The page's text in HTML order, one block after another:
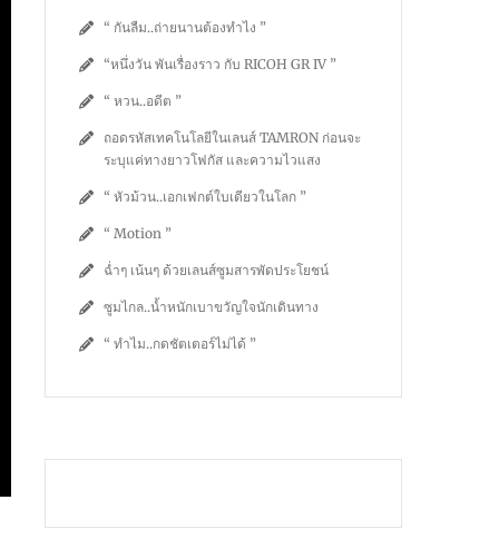
“ กันลืม..ถ่ายนานต้องทำไง ”
“หนึ่งวัน พันเรื่องราว กับ RICOH GR IV ”
“ หวน..อดีต ”
ถอดรหัสเทคโนโลยีในเลนส์ TAMRON ก่อนจะ
ระบุแค่ทางยาวโฟกัส และความไวแสง
“ หัวม้วน..เอกเฟกต์ใบเดียวในโลก ”
“ Motion ”
ฉ่ำๆ เน้นๆ ด้วยเลนส์ซูมสารพัดประโยชน์
ซูมไกล..น้ำหนักเบาขวัญใจนักเดินทาง
“ ทำไม..กดชัตเตอร์ไม่ได้ ”